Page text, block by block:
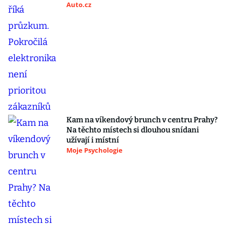
Auto.cz
Kam na víkendový brunch v centru Prahy?
Na těchto místech si dlouhou snídani
užívají i místní
Moje Psychologie